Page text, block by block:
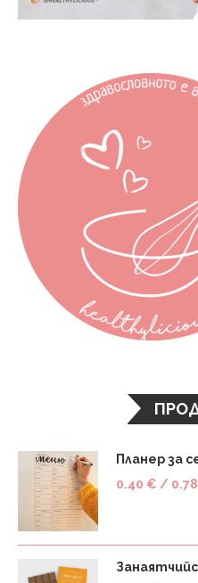
Планер за
0.40 € / 0.78